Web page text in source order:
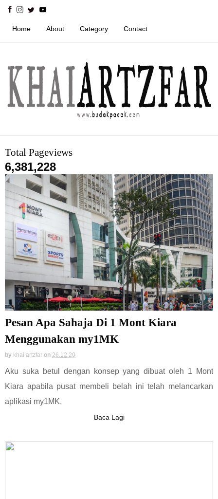
Home About Category Contact
Total Pageviews
6,381,228
Pesan Apa Sahaja Di 1 Mont Kiara
Menggunakan my1MK
by khai artzfar on 26.12.20
Aku suka betul dengan konsep yang dibuat oleh 1 Mont
Kiara apabila pusat membeli belah ini telah melancarkan
aplikasi my1MK.
Baca Lagi